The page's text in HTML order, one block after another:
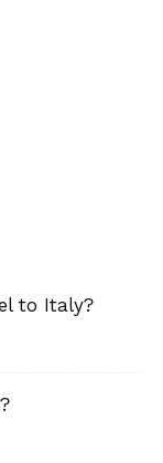
to Italy?